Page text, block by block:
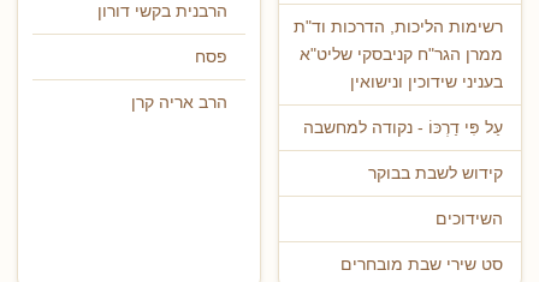
רשימות הליכות, הדרכות וד"ת
ממרן הגר"ח קניבסקי שליט"א
בעניני שידוכין ונישואין
עַל פִּי דַרְכּוֹ - נקודה למחשבה
קידוש לשבת בבוקר
השידוכים
סט שירי שבת מובחרים
הרבנית בקשי דורון
פסח
הרב אריה קרן